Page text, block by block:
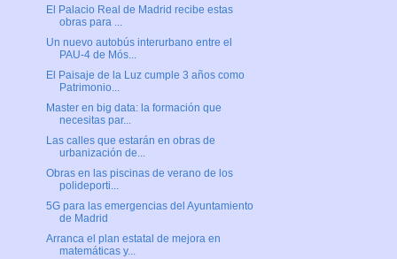
El Palacio Real de Madrid recibe estas
obras para ...
Un nuevo autobús interurbano entre el
PAU-4 de Mós...
El Paisaje de la Luz cumple 3 años como
Patrimonio...
Master en big data: la formación que
necesitas par...
Las calles que estarán en obras de
urbanización de...
Obras en las piscinas de verano de los
polideporti...
5G para las emergencias del Ayuntamiento
de Madrid
Arranca el plan estatal de mejora en
matemáticas y...